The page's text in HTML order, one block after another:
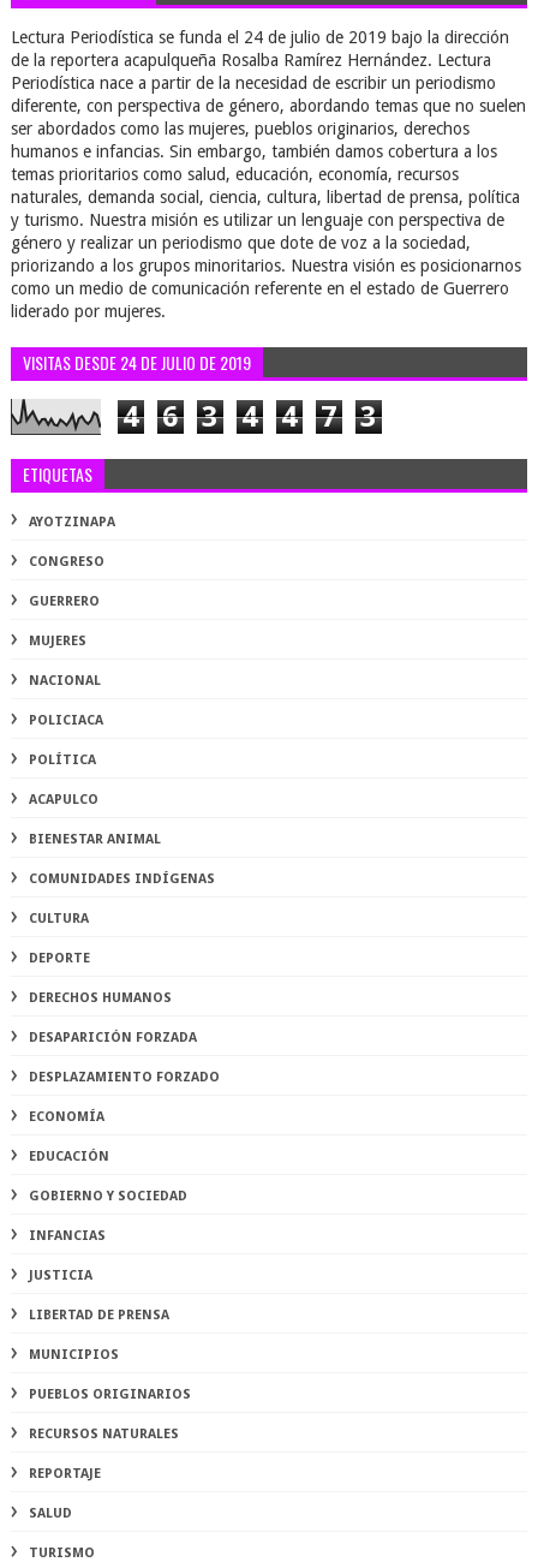
Lectura Periodística se funda el 24 de julio de 2019 bajo la dirección
de la reportera acapulqueña Rosalba Ramírez Hernández. Lectura
Periodística nace a partir de la necesidad de escribir un periodismo
diferente, con perspectiva de género, abordando temas que no suelen
ser abordados como las mujeres, pueblos originarios, derechos
humanos e infancias. Sin embargo, también damos cobertura a los
temas prioritarios como salud, educación, economía, recursos
naturales, demanda social, ciencia, cultura, libertad de prensa, política
y turismo. Nuestra misión es utilizar un lenguaje con perspectiva de
género y realizar un periodismo que dote de voz a la sociedad,
priorizando a los grupos minoritarios. Nuestra visión es posicionarnos
como un medio de comunicación referente en el estado de Guerrero
liderado por mujeres.
VISITAS DESDE 24 DE JULIO DE 2019
4 6 3 4 4 7 3
ETIQUETAS
AYOTZINAPA
CONGRESO
GUERRERO
MUJERES
NACIONAL
POLICIACA
POLÍTICA
ACAPULCO
BIENESTAR ANIMAL
COMUNIDADES INDÍGENAS
CULTURA
DEPORTE
DERECHOS HUMANOS
DESAPARICIÓN FORZADA
DESPLAZAMIENTO FORZADO
ECONOMÍA
EDUCACIÓN
GOBIERNO Y SOCIEDAD
INFANCIAS
JUSTICIA
LIBERTAD DE PRENSA
MUNICIPIOS
PUEBLOS ORIGINARIOS
RECURSOS NATURALES
REPORTAJE
SALUD
TURISMO